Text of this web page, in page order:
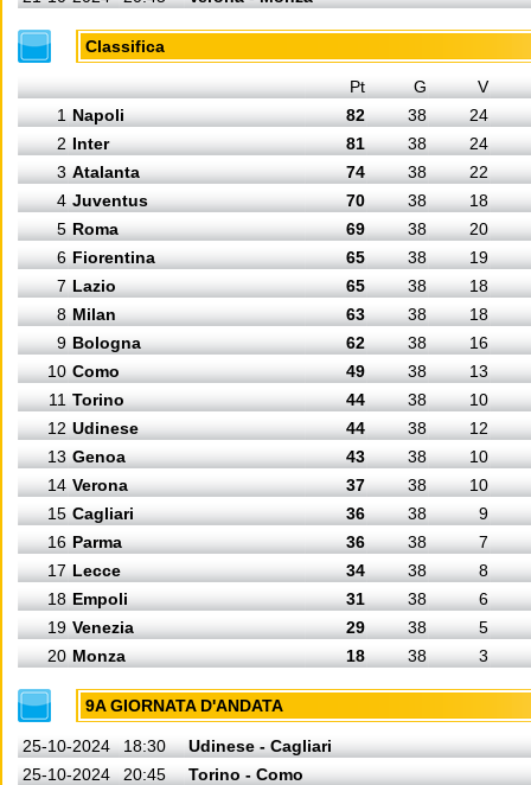
Classifica
Pt G
V
1 Napoli 82 38
24
2 Inter 81 38
24
3 Atalanta 74 38
22
4 Juventus 70 38
18
5 Roma 69 38
20
6 Fiorentina 65 38
19
7 Lazio 65 38
18
8 Milan 63 38
18
9 Bologna 62 38
16
10 Como 49 38
13
11 Torino 44 38
10
12 Udinese 44 38
12
13 Genoa 43 38
10
14 Verona 37 38
10
15 Cagliari 36 38
9
16 Parma 36 38
7
17 Lecce 34 38
8
18 Empoli 31 38
6
19 Venezia 29 38
5
20 Monza 18 38 3
9A GIORNATA D'ANDATA
25-10-2024 18:30
Udinese - Cagliari
25-10-2024
20:45
Torino - Como